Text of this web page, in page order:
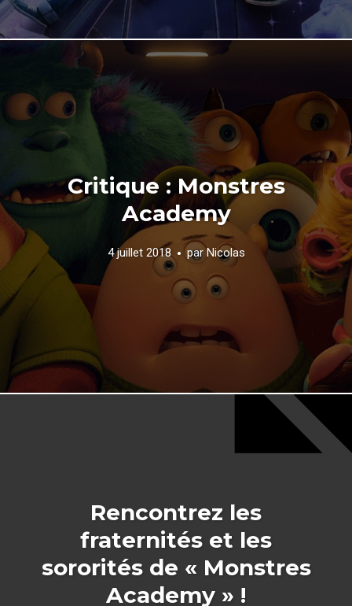
Critique : Monstres
Academy
4 juillet 2018 parNicolas
Rencontrez les
fraternités et les
sororités de « Monstres
Academy » !